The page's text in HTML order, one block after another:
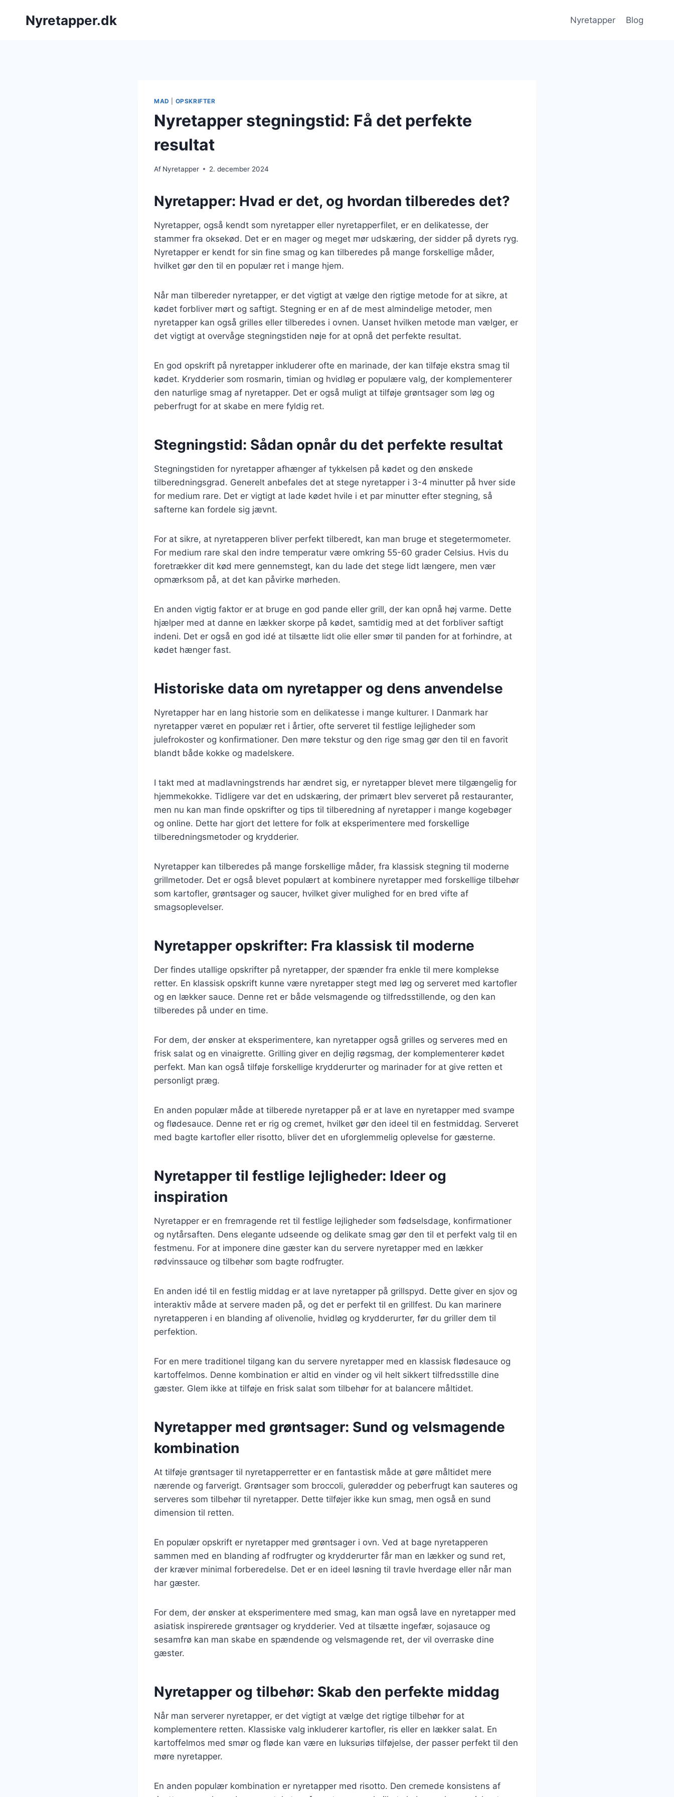
Nyretapper.dk Nyretapper Blog
MAD OPSKRIFTER
Nyretapper stegningstid: Få det perfekte
resultat
Af Nyretapper 2. december 2024
Nyretapper: Hvad er det, og hvordan tilberedes det?
Nyretapper, også kendt som nyretapper eller nyretapperfilet, er en delikatesse, der
stammer fra oksekød. Det er en mager og meget mør udskæring, der sidder på dyrets ryg.
Nyretapper er kendt for sin fine smag og kan tilberedes på mange forskellige måder,
hvilket gør den til en populær ret i mange hjem.
Når man tilbereder nyretapper, er det vigtigt at vælge den rigtige metode for at sikre, at
kødet forbliver mørt og saftigt. Stegning er en af de mest almindelige metoder, men
nyretapper kan også grilles eller tilberedes i ovnen. Uanset hvilken metode man vælger, er
det vigtigt at overvåge stegningstiden nøje for at opnå det perfekte resultat.
En god opskrift på nyretapper inkluderer ofte en marinade, der kan tilføje ekstra smag til
kødet. Krydderier som rosmarin, timian og hvidløg er populære valg, der komplementerer
den naturlige smag af nyretapper. Det er også muligt at tilføje grøntsager som løg og
peberfrugt for at skabe en mere fyldig ret.
Stegningstid: Sådan opnår du det perfekte resultat
Stegningstiden for nyretapper afhænger af tykkelsen på kødet og den ønskede
tilberedningsgrad. Generelt anbefales det at stege nyretapper i 3-4 minutter på hver side
for medium rare. Det er vigtigt at lade kødet hvile i et par minutter efter stegning, så
safterne kan fordele sig jævnt.
For at sikre, at nyretapperen bliver perfekt tilberedt, kan man bruge et stegetermometer.
For medium rare skal den indre temperatur være omkring 55-60 grader Celsius. Hvis du
foretrækker dit kød mere gennemstegt, kan du lade det stege lidt længere, men vær
opmærksom på, at det kan påvirke mørheden.
En anden vigtig faktor er at bruge en god pande eller grill, der kan opnå høj varme. Dette
hjælper med at danne en lækker skorpe på kødet, samtidig med at det forbliver saftigt
indeni. Det er også en god idé at tilsætte lidt olie eller smør til panden for at forhindre, at
kødet hænger fast.
Historiske data om nyretapper og dens anvendelse
Nyretapper har en lang historie som en delikatesse i mange kulturer. I Danmark har
nyretapper været en populær ret i årtier, ofte serveret til festlige lejligheder som
julefrokoster og konfirmationer. Den møre tekstur og den rige smag gør den til en favorit
blandt både kokke og madelskere.
I takt med at madlavningstrends har ændret sig, er nyretapper blevet mere tilgængelig for
hjemmekokke. Tidligere var det en udskæring, der primært blev serveret på restauranter,
men nu kan man finde opskrifter og tips til tilberedning af nyretapper i mange kogebøger
og online. Dette har gjort det lettere for folk at eksperimentere med forskellige
tilberedningsmetoder og krydderier.
Nyretapper kan tilberedes på mange forskellige måder, fra klassisk stegning til moderne
grillmetoder. Det er også blevet populært at kombinere nyretapper med forskellige tilbehør
som kartofler, grøntsager og saucer, hvilket giver mulighed for en bred vifte af
smagsoplevelser.
Nyretapper opskrifter: Fra klassisk til moderne
Der findes utallige opskrifter på nyretapper, der spænder fra enkle til mere komplekse
retter. En klassisk opskrift kunne være nyretapper stegt med løg og serveret med kartofler
og en lækker sauce. Denne ret er både velsmagende og tilfredsstillende, og den kan
tilberedes på under en time.
For dem, der ønsker at eksperimentere, kan nyretapper også grilles og serveres med en
frisk salat og en vinaigrette. Grilling giver en dejlig røgsmag, der komplementerer kødet
perfekt. Man kan også tilføje forskellige krydderurter og marinader for at give retten et
personligt præg.
En anden populær måde at tilberede nyretapper på er at lave en nyretapper med svampe
og flødesauce. Denne ret er rig og cremet, hvilket gør den ideel til en festmiddag. Serveret
med bagte kartofler eller risotto, bliver det en uforglemmelig oplevelse for gæsterne.
Nyretapper til festlige lejligheder: Ideer og
inspiration
Nyretapper er en fremragende ret til festlige lejligheder som fødselsdage, konfirmationer
og nytårsaften. Dens elegante udseende og delikate smag gør den til et perfekt valg til en
festmenu. For at imponere dine gæster kan du servere nyretapper med en lækker
rødvinssauce og tilbehør som bagte rodfrugter.
En anden idé til en festlig middag er at lave nyretapper på grillspyd. Dette giver en sjov og
interaktiv måde at servere maden på, og det er perfekt til en grillfest. Du kan marinere
nyretapperen i en blanding af olivenolie, hvidløg og krydderurter, før du griller dem til
perfektion.
For en mere traditionel tilgang kan du servere nyretapper med en klassisk flødesauce og
kartoffelmos. Denne kombination er altid en vinder og vil helt sikkert tilfredsstille dine
gæster. Glem ikke at tilføje en frisk salat som tilbehør for at balancere måltidet.
Nyretapper med grøntsager: Sund og velsmagende
kombination
At tilføje grøntsager til nyretapperretter er en fantastisk måde at gøre måltidet mere
nærende og farverigt. Grøntsager som broccoli, gulerødder og peberfrugt kan sauteres og
serveres som tilbehør til nyretapper. Dette tilføjer ikke kun smag, men også en sund
dimension til retten.
En populær opskrift er nyretapper med grøntsager i ovn. Ved at bage nyretapperen
sammen med en blanding af rodfrugter og krydderurter får man en lækker og sund ret,
der kræver minimal forberedelse. Det er en ideel løsning til travle hverdage eller når man
har gæster.
For dem, der ønsker at eksperimentere med smag, kan man også lave en nyretapper med
asiatisk inspirerede grøntsager og krydderier. Ved at tilsætte ingefær, sojasauce og
sesamfrø kan man skabe en spændende og velsmagende ret, der vil overraske dine
gæster.
Nyretapper og tilbehør: Skab den perfekte middag
Når man serverer nyretapper, er det vigtigt at vælge det rigtige tilbehør for at
komplementere retten. Klassiske valg inkluderer kartofler, ris eller en lækker salat. En
kartoffelmos med smør og fløde kan være en luksuriøs tilføjelse, der passer perfekt til den
møre nyretapper.
En anden populær kombination er nyretapper med risotto. Den cremede konsistens af